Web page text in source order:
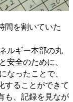
間を割いていた
ルギー本部の丸
安全のために、
なったことで、
することができて
も、記録を見なが